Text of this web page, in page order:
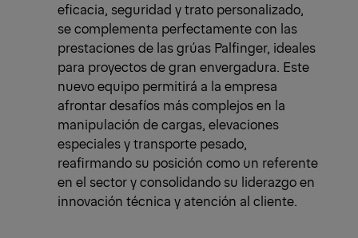
eficacia, seguridad y trato personalizado,
se complementa perfectamente con las
prestaciones de las grúas Palfinger, ideales
para proyectos de gran envergadura. Este
nuevo equipo permitirá a la empresa
afrontar desafíos más complejos en la
manipulación de cargas, elevaciones
especiales y transporte pesado,
reafirmando su posición como un referente
en el sector y consolidando su liderazgo en
innovación técnica y atención al cliente.